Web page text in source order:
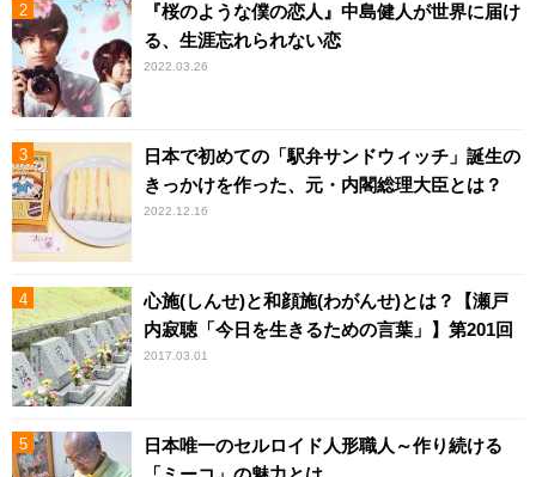
『桜のような僕の恋人』中島健人が世界に届け
る、生涯忘れられない恋
2022.03.26
日本で初めての「駅弁サンドウィッチ」誕生の
きっかけを作った、元・内閣総理大臣とは？
2022.12.16
心施(しんせ)と和顔施(わがんせ)とは？【瀬戸
内寂聴「今日を生きるための言葉」】第201回
2017.03.01
日本唯一のセルロイド人形職人～作り続ける